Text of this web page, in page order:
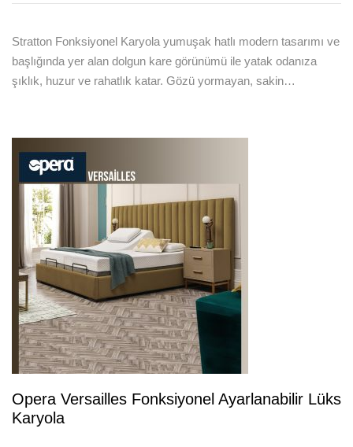
Stratton Fonksiyonel Karyola yumuşak hatlı modern tasarımı ve
başlığında yer alan dolgun kare görünümü ile yatak odanıza
şıklık, huzur ve rahatlık katar. Gözü yormayan, sakin…
Opera Versailles Fonksiyonel Ayarlanabilir Lüks
Karyola